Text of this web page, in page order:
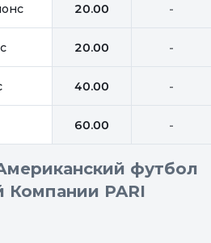
20.00 -
20.00 -
40.00 -
60.00 -
футбол
Компании PARI